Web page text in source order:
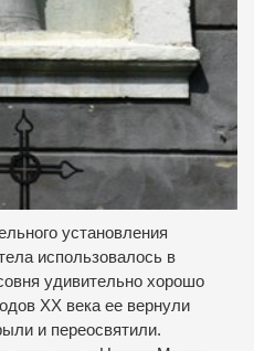
установления
использовалось в
удивительно хорошо
ХХ века ее вернули
и переосвятили.